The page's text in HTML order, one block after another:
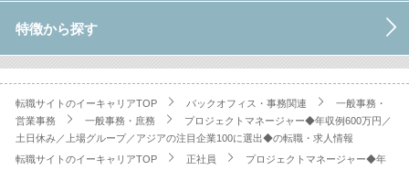
特徴から探す
転職サイトのイーキャリアTOP バックオフィス・事務関連
一般事務・
営業事務
一般事務・庶務
プロジェクトマネージャー◆年収例600万円／
土日休み／上場グループ／アジアの注目企業100に選出◆の転職・求人情報
転職サイトのイーキャリアTOP
正社員
プロジェクトマネージャー◆年